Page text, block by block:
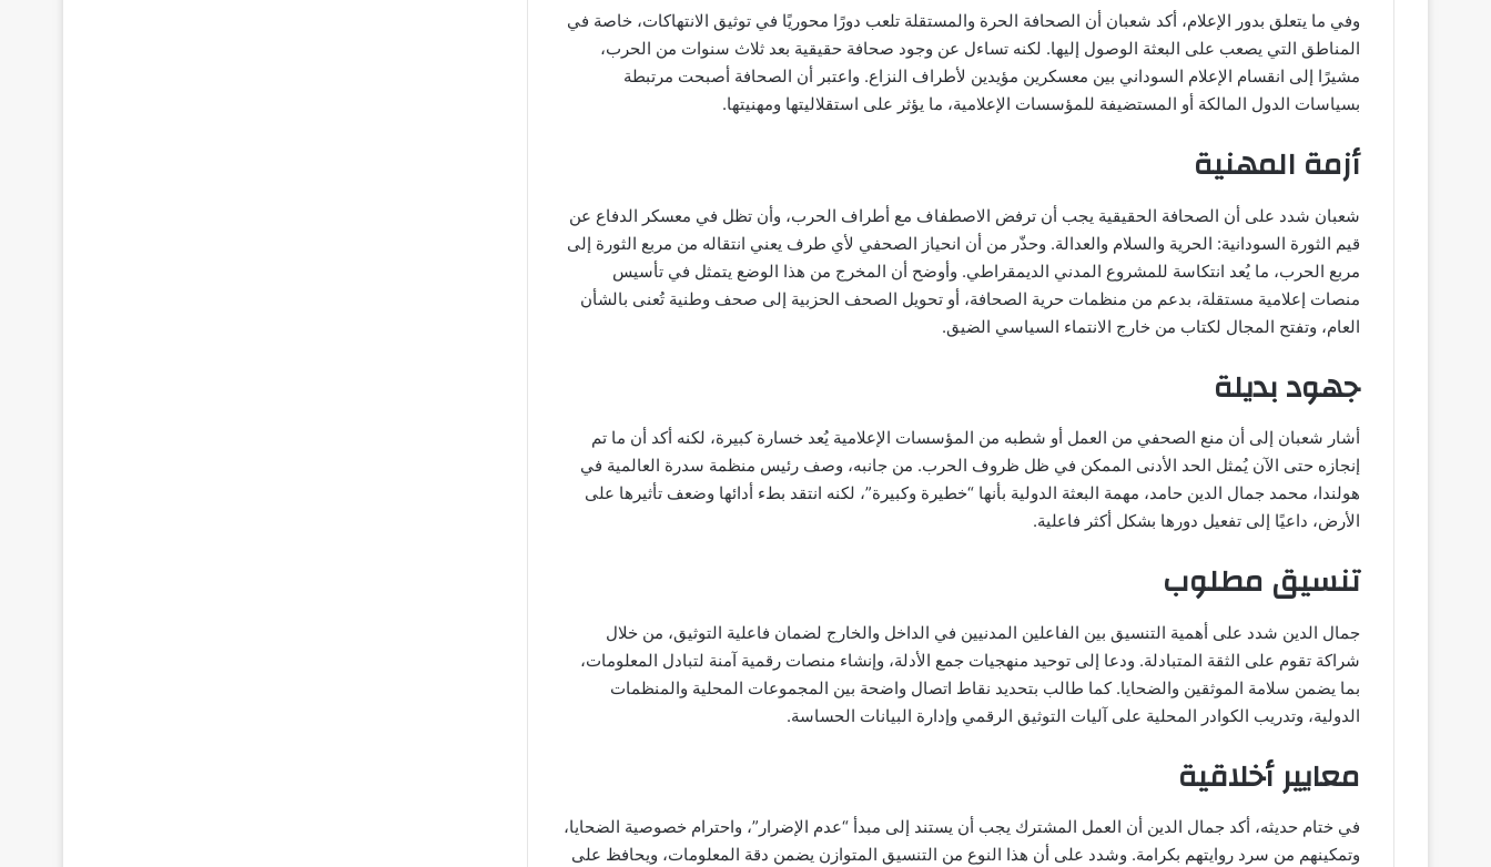
وفي ما يتعلق بدور الإعلام، أكد شعبان أن الصحافة الحرة والمستقلة تلعب دورًا محوريًا في توثيق الانتهاكات، خاصة في
المناطق التي يصعب على البعثة الوصول إليها. لكنه تساءل عن وجود صحافة حقيقية بعد ثلاث سنوات من الحرب،
مشيرًا إلى انقسام الإعلام السوداني بين معسكرين مؤيدين لأطراف النزاع. واعتبر أن الصحافة أصبحت مرتبطة
بسياسات الدول المالكة أو المستضيفة للمؤسسات الإعلامية، ما يؤثر على استقلاليتها ومهنيتها.
أزمة المهنية
شعبان شدد على أن الصحافة الحقيقية يجب أن ترفض الاصطفاف مع أطراف الحرب، وأن تظل في معسكر الدفاع عن
قيم الثورة السودانية: الحرية والسلام والعدالة. وحذّر من أن انحياز الصحفي لأي طرف يعني انتقاله من مربع الثورة إلى
مربع الحرب، ما يُعد انتكاسة للمشروع المدني الديمقراطي. وأوضح أن المخرج من هذا الوضع يتمثل في تأسيس
منصات إعلامية مستقلة، بدعم من منظمات حرية الصحافة، أو تحويل الصحف الحزبية إلى صحف وطنية تُعنى بالشأن
العام، وتفتح المجال لكتاب من خارج الانتماء السياسي الضيق.
جهود بديلة
أشار شعبان إلى أن منع الصحفي من العمل أو شطبه من المؤسسات الإعلامية يُعد خسارة كبيرة، لكنه أكد أن ما تم
إنجازه حتى الآن يُمثل الحد الأدنى الممكن في ظل ظروف الحرب. من جانبه، وصف رئيس منظمة سدرة العالمية في
هولندا، محمد جمال الدين حامد، مهمة البعثة الدولية بأنها “خطيرة وكبيرة”، لكنه انتقد بطء أدائها وضعف تأثيرها على
الأرض، داعيًا إلى تفعيل دورها بشكل أكثر فاعلية.
تنسيق مطلوب
جمال الدين شدد على أهمية التنسيق بين الفاعلين المدنيين في الداخل والخارج لضمان فاعلية التوثيق، من خلال
شراكة تقوم على الثقة المتبادلة. ودعا إلى توحيد منهجيات جمع الأدلة، وإنشاء منصات رقمية آمنة لتبادل المعلومات،
بما يضمن سلامة الموثقين والضحايا. كما طالب بتحديد نقاط اتصال واضحة بين المجموعات المحلية والمنظمات
الدولية، وتدريب الكوادر المحلية على آليات التوثيق الرقمي وإدارة البيانات الحساسة.
معايير أخلاقية
في ختام حديثه، أكد جمال الدين أن العمل المشترك يجب أن يستند إلى مبدأ “عدم الإضرار”، واحترام خصوصية الضحايا،
وتمكينهم من سرد روايتهم بكرامة. وشدد على أن هذا النوع من التنسيق المتوازن يضمن دقة المعلومات، ويحافظ على